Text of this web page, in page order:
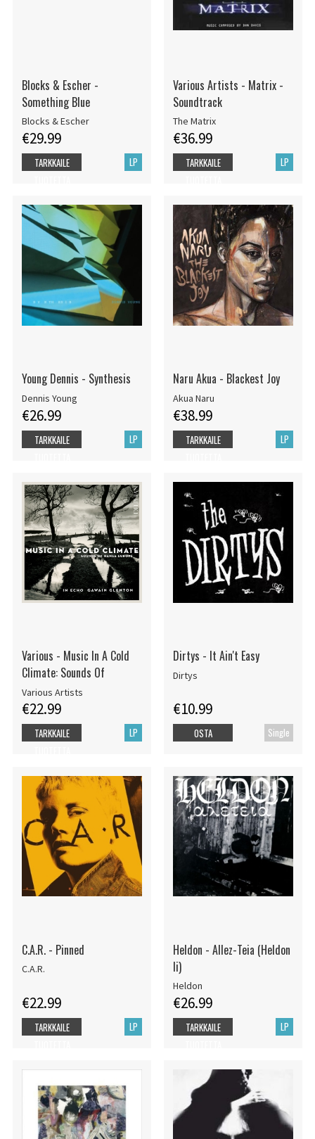
Blocks & Escher -
Something Blue
Blocks & Escher
€29.99
LP
TARKKAILE
Various Artists - Matrix -
Soundtrack
The Matrix
€36.99
LP
TARKKAILE
Young Dennis - Synthesis
Dennis Young
€26.99
LP
TARKKAILE
Naru Akua - Blackest Joy
Akua Naru
€38.99
LP
TARKKAILE
Various - Music In A Cold
Climate: Sounds Of
Various Artists
€22.99
LP
TARKKAILE
Dirtys - It Ain't Easy
Dirtys
€10.99
Single
OSTA
C.A.R. - Pinned
C.A.R.
€22.99
LP
TARKKAILE
Heldon - Allez-Teia (Heldon
Ii)
Heldon
€26.99
LP
TARKKAILE